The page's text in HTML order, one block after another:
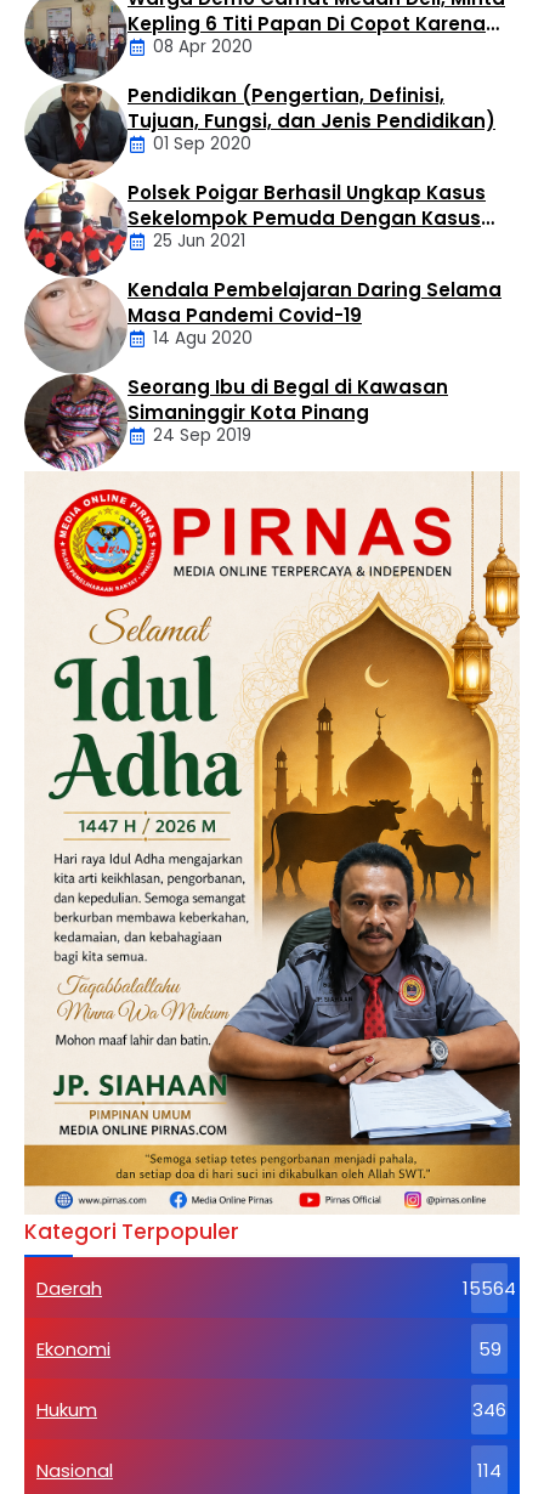
Tambusai Utara, Kecamatan Tambusai Utara,
Kabupaten Rokan Hulu, Riau, Rabu (21/1/2026) sekitar
pukul 17.30 WIB. Peristiwa tersebut saat ini dalam
penanganan pihak kepolisian. Korban berinisial ADL (41)
…Daerah
Kepling 6 Titi Papan Di Copot Karena
Tak Perduli Sama Warganya
08 Apr 2020
Artikel
Pendidikan (Pengertian, Definisi,
Tujuan, Fungsi, dan Jenis Pendidikan)
01 Sep 2020
Daerah
Polsek Poigar Berhasil Ungkap Kasus
Sekelompok Pemuda Dengan Kasus
Pencabulan
25 Jun 2021
Artikel
Kendala Pembelajaran Daring Selama
Masa Pandemi Covid-19
14 Agu 2020
Daerah
Hukum
Kriminal
Labusel
Seorang Ibu di Begal di Kawasan
Simaninggir Kota Pinang
24 Sep 2019
Kategori Terpopuler
Daerah 15564
Ekonomi 59
Hukum 346
Nasional 114